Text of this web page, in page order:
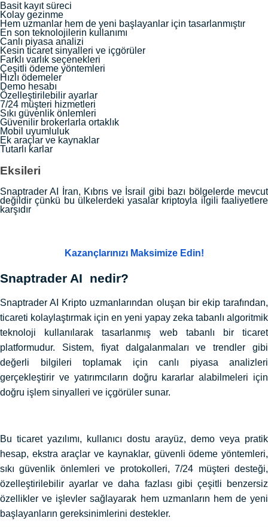
Basit kayıt süreci
Kolay gezinme
Hem uzmanlar hem de yeni başlayanlar için tasarlanmıştır
En son teknolojilerin kullanımı
Canlı piyasa analizi
Kesin ticaret sinyalleri ve içgörüler
Farklı varlık seçenekleri
Çeşitli ödeme yöntemleri
Hızlı ödemeler
Demo hesabı
Özelleştirilebilir ayarlar
7/24 müşteri hizmetleri
Sıkı güvenlik önlemleri
Güvenilir brokerlarla ortaklık
Mobil uyumluluk
Ek araçlar ve kaynaklar
Tutarlı karlar
Eksileri
Snaptrader AI İran, Kıbrıs ve İsrail gibi bazı bölgelerde mevcut
değildir çünkü bu ülkelerdeki yasalar kriptoyla ilgili faaliyetlere
karşıdır
Kazançlarınızı Maksimize Edin!
Snaptrader AI nedir?
Snaptrader AI Kripto uzmanlarından oluşan bir ekip tarafından,
ticareti kolaylaştırmak için en yeni yapay zeka tabanlı algoritmik
teknoloji kullanılarak tasarlanmış web tabanlı bir ticaret
platformudur. Sistem, fiyat dalgalanmaları ve trendler gibi
değerli bilgileri toplamak için canlı piyasa analizleri
gerçekleştirir ve yatırımcıların doğru kararlar alabilmeleri için
doğru işlem sinyalleri ve içgörüler sunar.
Bu ticaret yazılımı, kullanıcı dostu arayüz, demo veya pratik
hesap, ekstra araçlar ve kaynaklar, güvenli ödeme yöntemleri,
sıkı güvenlik önlemleri ve protokolleri, 7/24 müşteri desteği,
özelleştirilebilir ayarlar ve daha fazlası gibi çeşitli benzersiz
özellikler ve işlevler sağlayarak hem uzmanların hem de yeni
başlayanların gereksinimlerini destekler.